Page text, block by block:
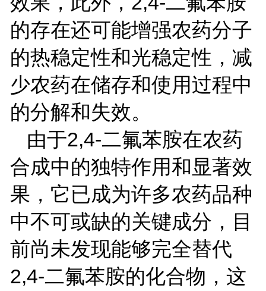
的存在还可能增强农药分子
的热稳定性和光稳定性，减
少农药在储存和使用过程中
的分解和失效。
由于2,4-二氟苯胺在农药
合成中的独特作用和显著效
果，它已成为许多农药品种
中不可或缺的关键成分，目
前尚未发现能够完全替代
2,4-二氟苯胺的化合物，这